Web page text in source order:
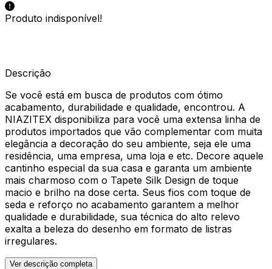
Produto indisponível!
Descrição
Se você está em busca de produtos com ótimo
acabamento, durabilidade e qualidade, encontrou. A
NIAZITEX disponibiliza para você uma extensa linha de
produtos importados que vão complementar com muita
elegância a decoração do seu ambiente, seja ele uma
residência, uma empresa, uma loja e etc. Decore aquele
cantinho especial da sua casa e garanta um ambiente
mais charmoso com o Tapete Silk Design de toque
macio e brilho na dose certa. Seus fios com toque de
seda e reforço no acabamento garantem a melhor
qualidade e durabilidade, sua técnica do alto relevo
exalta a beleza do desenho em formato de listras
irregulares.
Ver descrição completa